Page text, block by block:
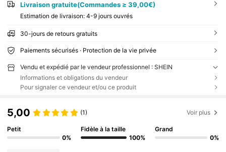
Livraison gratuite(Commandes ≥ 39,00€)
Estimation de livraison: 4-9 jours ouvrés
30-jours de retours gratuits
Paiements sécurisés · Protection de la vie privée
Vendu et expédié par le vendeur professionnel : SHEIN
Informations et obligations du vendeur
Pour signaler ce vendeur et/ou ce produit
5,00 (1) Voir plus
Petit
0%
Fidèle à la taille
100%
Grand
0%